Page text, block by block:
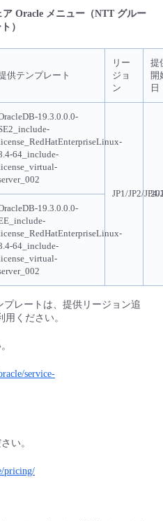
Oracle メニュー（NTT グルー
）
供テンプレート
リー
ジョ
ン
提
開
日
19.3.0.0.0-
64_include-
JP1/JP2/JP4/
19.3.0.0.0-
64_include-
レートは、提供リージョン追
用ください。
service-
い。
pricing/